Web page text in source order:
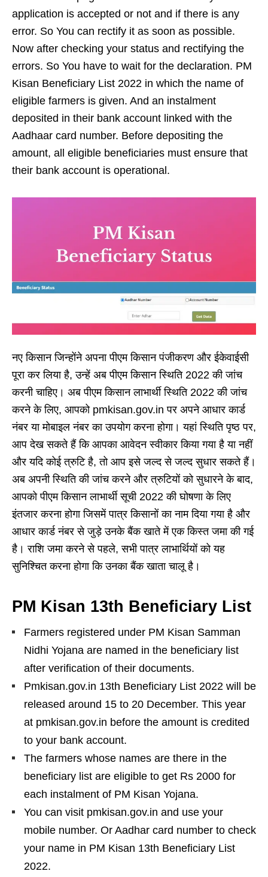
application is accepted or not and if there is any
error. So You can rectify it as soon as possible.
Now after checking your status and rectifying the
errors. So You have to wait for the declaration. PM
Kisan Beneficiary List 2022 in which the name of
eligible farmers is given. And an instalment
deposited in their bank account linked with the
Aadhaar card number. Before depositing the
amount, all eligible beneficiaries must ensure that
their bank account is operational.
नए किसान जिन्होंने अपना पीएम किसान पंजीकरण और ईकेवाईसी
पूरा कर लिया है, उन्हें अब पीएम किसान स्थिति 2022 की जांच
करनी चाहिए। अब पीएम किसान लाभार्थी स्थिति 2022 की जांच
करने के लिए, आपको pmkisan.gov.in पर अपने आधार कार्ड
नंबर या मोबाइल नंबर का उपयोग करना होगा। यहां स्थिति पृष्ठ पर,
आप देख सकते हैं कि आपका आवेदन स्वीकार किया गया है या नहीं
और यदि कोई त्रुटि है, तो आप इसे जल्द से जल्द सुधार सकते हैं।
अब अपनी स्थिति की जांच करने और त्रुटियों को सुधारने के बाद,
आपको पीएम किसान लाभार्थी सूची 2022 की घोषणा के लिए
इंतजार करना होगा जिसमें पात्र किसानों का नाम दिया गया है और
आधार कार्ड नंबर से जुड़े उनके बैंक खाते में एक किस्त जमा की गई
है। राशि जमा करने से पहले, सभी पात्र लाभार्थियों को यह
सुनिश्चित करना होगा कि उनका बैंक खाता चालू है।
PM Kisan 13th Beneficiary List
Farmers registered under PM Kisan Samman
Nidhi Yojana are named in the beneficiary list
after verification of their documents.
Pmkisan.gov.in 13th Beneficiary List 2022 will be
released around 15 to 20 December. This year
at pmkisan.gov.in before the amount is credited
to your bank account.
The farmers whose names are there in the
beneficiary list are eligible to get Rs 2000 for
each instalment of PM Kisan Yojana.
You can visit pmkisan.gov.in and use your
mobile number. Or Aadhar card number to check
your name in PM Kisan 13th Beneficiary List
2022.